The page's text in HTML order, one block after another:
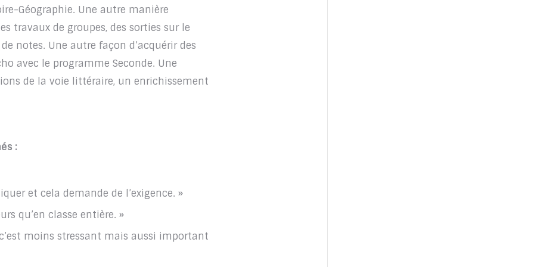
Géographie. Une autre manière
travaux de groupes, des sorties sur le
notes. Une autre façon d’acquérir des
avec le programme Seconde. Une
de la voie littéraire, un enrichissement
:
et cela demande de l’exigence. »
qu’en classe entière. »
moins stressant mais aussi important